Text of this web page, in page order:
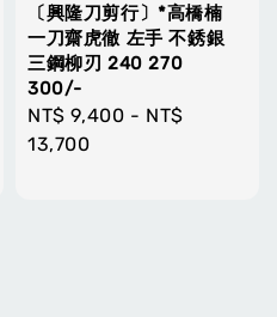
〔興隆刀剪行〕*高橋楠
一刀齋虎徹 左手 不銹銀
三鋼柳刃 240 270
300/-
Regular
price
NT$ 9,400 - NT$
13,700